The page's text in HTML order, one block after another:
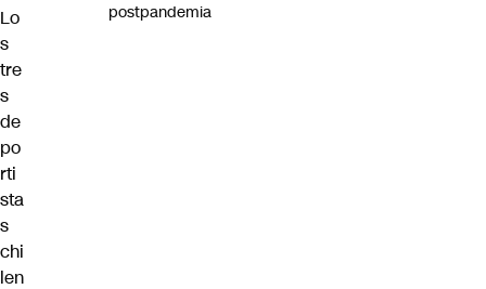
Lo
s
tre
s
de
po
rti
sta
s
chi
len
postpandemia